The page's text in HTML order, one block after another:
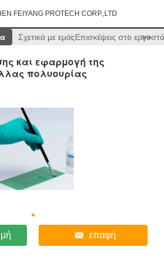
FEIYANG PROTECH CORP.,LTD
Σχετικά με εμάςΕπισκέψεις στο >>
και εφαρμογή της
πολυουρίας
επαφή